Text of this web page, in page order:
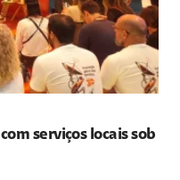
serviços locais sob